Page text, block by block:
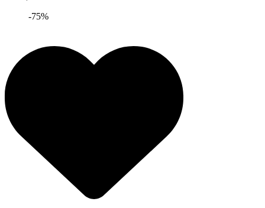
-75%